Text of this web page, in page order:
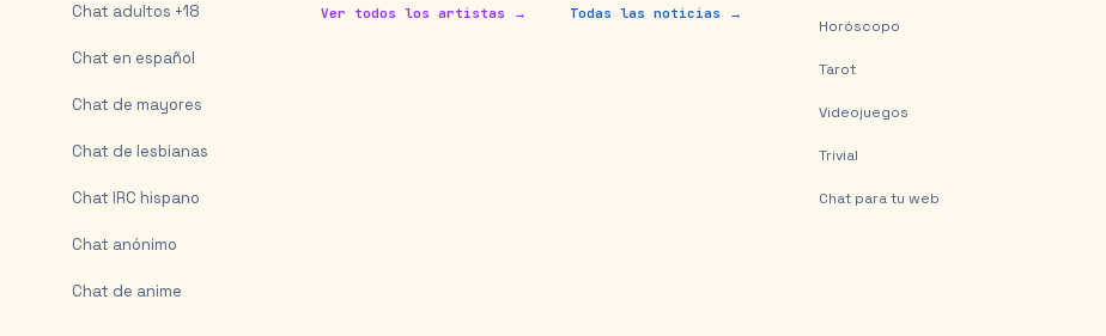
Chat adultos +18
Chat en español
Chat de mayores
Chat de lesbianas
Chat IRC hispano
Chat anónimo
Chat de anime
Ver todos los artistas → Todas las noticias →
Horóscopo
Tarot
Videojuegos
Trivial
Chat para tu web